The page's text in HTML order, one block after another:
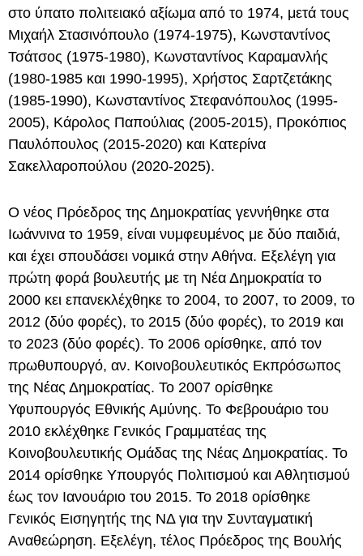
στο ύπατο πολιτειακό αξίωμα από το 1974, μετά τους
Μιχαήλ Στασινόπουλο (1974-1975), Κωνσταντίνος
Τσάτσος (1975-1980), Κωνσταντίνος Καραμανλής
(1980-1985 και 1990-1995), Χρήστος Σαρτζετάκης
(1985-1990), Κωνσταντίνος Στεφανόπουλος (1995-
2005), Κάρολος Παπούλιας (2005-2015), Προκόπιος
Παυλόπουλος (2015-2020) και Κατερίνα
Σακελλαροπούλου (2020-2025).
Ο νέος Πρόεδρος της Δημοκρατίας γεννήθηκε στα
Ιωάννινα το 1959, είναι νυμφευμένος με δύο παιδιά,
και έχει σπουδάσει νομικά στην Αθήνα. Εξελέγη για
πρώτη φορά βουλευτής με τη Νέα Δημοκρατία το
2000 κει επανεκλέχθηκε το 2004, το 2007, το 2009, το
2012 (δύο φορές), το 2015 (δύο φορές), το 2019 και
το 2023 (δύο φορές). Το 2006 ορίσθηκε, από τον
πρωθυπουργό, αν. Κοινοβουλευτικός Εκπρόσωπος
της Νέας Δημοκρατίας. Το 2007 ορίσθηκε
Υφυπουργός Εθνικής Αμύνης. Το Φεβρουάριο του
2010 εκλέχθηκε Γενικός Γραμματέας της
Κοινοβουλευτικής Ομάδας της Νέας Δημοκρατίας. Το
2014 ορίσθηκε Υπουργός Πολιτισμού και Αθλητισμού
έως τον Ιανουάριο του 2015. To 2018 ορίσθηκε
Γενικός Εισηγητής της ΝΔ για την Συνταγματική
Αναθεώρηση. Εξελέγη, τέλος Πρόεδρος της Βουλής